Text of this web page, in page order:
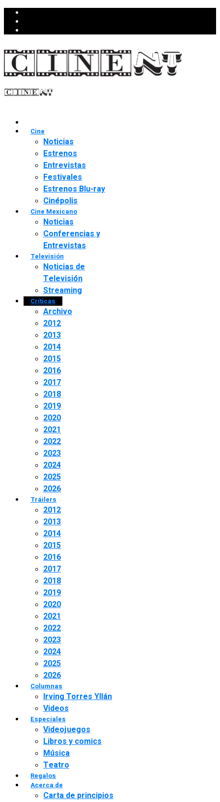
Cine
Noticias
Estrenos
Entrevistas
Festivales
Estrenos Blu-ray
Cinépolis
Cine Mexicano
Noticias
Conferencias y
Entrevistas
Televisión
Noticias de
Televisión
Streaming
Críticas
Archivo
2012
2013
2014
2015
2016
2017
2018
2019
2020
2021
2022
2023
2024
2025
2026
Tráilers
2012
2013
2014
2015
2016
2017
2018
2019
2020
2021
2022
2023
2024
2025
2026
Columnas
Irving Torres Yllán
Videos
Especiales
Videojuegos
Libros y comics
Música
Teatro
Regalos
Acerca de
Carta de principios